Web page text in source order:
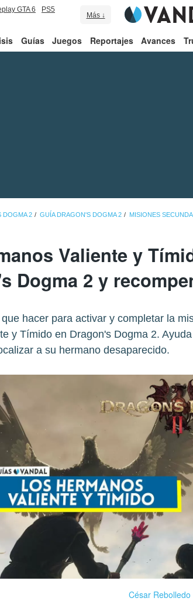
GTA 6
PS5
Más ↓
Guías Juegos Reportajes Avances
DOGMA 2 GUÍA DRAGON'S DOGMA 2 MISIONES
Valiente y
Dogma 2 y
hacer para activar y completar la
y Tímido en Dragon's Dogma 2.
a su hermano desaparecido.
César Rebolledo